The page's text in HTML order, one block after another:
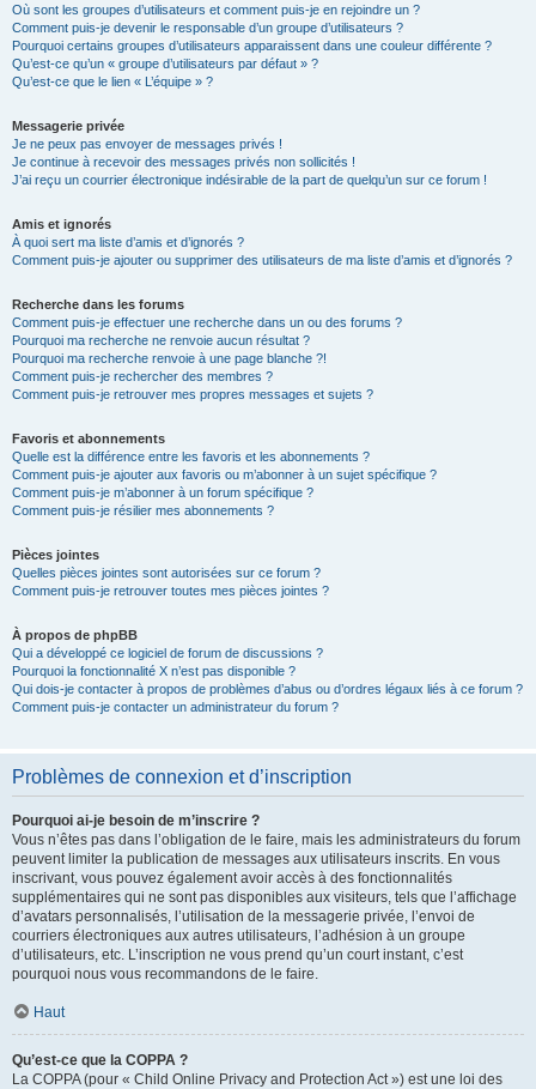
Où sont les groupes d’utilisateurs et comment puis-je en rejoindre un ?
Comment puis-je devenir le responsable d’un groupe d’utilisateurs ?
Pourquoi certains groupes d’utilisateurs apparaissent dans une couleur différente ?
Qu’est-ce qu’un « groupe d’utilisateurs par défaut » ?
Qu’est-ce que le lien « L’équipe » ?
Messagerie privée
Je ne peux pas envoyer de messages privés !
Je continue à recevoir des messages privés non sollicités !
J’ai reçu un courrier électronique indésirable de la part de quelqu’un sur ce forum !
Amis et ignorés
À quoi sert ma liste d’amis et d’ignorés ?
Comment puis-je ajouter ou supprimer des utilisateurs de ma liste d’amis et d’ignorés ?
Recherche dans les forums
Comment puis-je effectuer une recherche dans un ou des forums ?
Pourquoi ma recherche ne renvoie aucun résultat ?
Pourquoi ma recherche renvoie à une page blanche ?!
Comment puis-je rechercher des membres ?
Comment puis-je retrouver mes propres messages et sujets ?
Favoris et abonnements
Quelle est la différence entre les favoris et les abonnements ?
Comment puis-je ajouter aux favoris ou m’abonner à un sujet spécifique ?
Comment puis-je m’abonner à un forum spécifique ?
Comment puis-je résilier mes abonnements ?
Pièces jointes
Quelles pièces jointes sont autorisées sur ce forum ?
Comment puis-je retrouver toutes mes pièces jointes ?
À propos de phpBB
Qui a développé ce logiciel de forum de discussions ?
Pourquoi la fonctionnalité X n’est pas disponible ?
Qui dois-je contacter à propos de problèmes d’abus ou d’ordres légaux liés à ce forum ?
Comment puis-je contacter un administrateur du forum ?
Problèmes de connexion et d’inscription
Pourquoi ai-je besoin de m’inscrire ?
Vous n’êtes pas dans l’obligation de le faire, mais les administrateurs du forum
peuvent limiter la publication de messages aux utilisateurs inscrits. En vous
inscrivant, vous pouvez également avoir accès à des fonctionnalités
supplémentaires qui ne sont pas disponibles aux visiteurs, tels que l’affichage
d’avatars personnalisés, l’utilisation de la messagerie privée, l’envoi de
courriers électroniques aux autres utilisateurs, l’adhésion à un groupe
d’utilisateurs, etc. L’inscription ne vous prend qu’un court instant, c’est
pourquoi nous vous recommandons de le faire.
Haut
Qu’est-ce que la COPPA ?
La COPPA (pour « Child Online Privacy and Protection Act ») est une loi des